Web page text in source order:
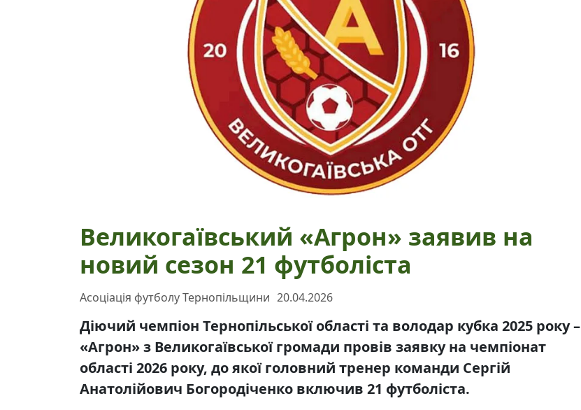
Великогаївський «Агрон» заявив на
новий сезон 21 футболіста
Асоціація футболу Тернопільщини 20.04.2026
Діючий чемпіон Тернопільської області та володар кубка 2025 року –
«Агрон» з Великогаївської громади провів заявку на чемпіонат
області 2026 року, до якої головний тренер команди Сергій
Анатолійович Богородіченко включив 21 футболіста.